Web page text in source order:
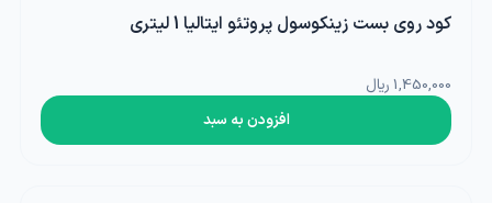
کود روی بست زینکوسول پروتئو ایتالیا 1 لیتری
1,450,000 ریال
افزودن به سبد